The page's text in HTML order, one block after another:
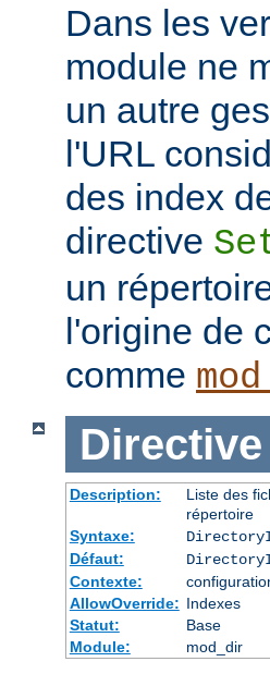
Dans les
module ne
un autre
l'URL
des index
directive
un
l'origine de
comme
Directive
Description:
Liste des
répertoire
Syntaxe:
Défaut:
Contexte:
AllowOverride: Indexes
Statut:
Base
Module:
mod_dir